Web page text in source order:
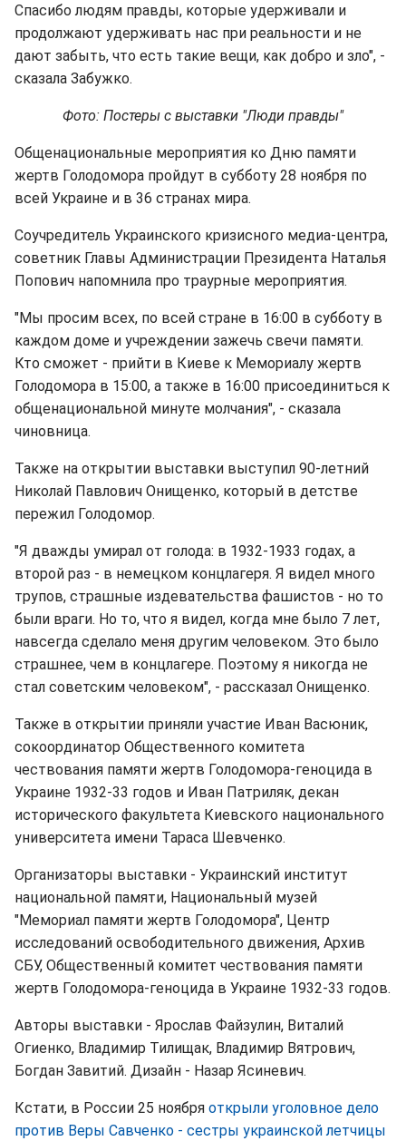
Спасибо людям правды, которые удерживали и
продолжают удерживать нас при реальности и не
дают забыть, что есть такие вещи, как добро и зло", -
сказала Забужко.
Фото: Постеры с выставки "Люди правды"
Общенациональные мероприятия ко Дню памяти
жертв Голодомора пройдут в субботу 28 ноября по
всей Украине и в 36 странах мира.
Соучредитель Украинского кризисного медиа-центра,
советник Главы Администрации Президента Наталья
Попович напомнила про траурные мероприятия.
"Мы просим всех, по всей стране в 16:00 в субботу в
каждом доме и учреждении зажечь свечи памяти.
Кто сможет - прийти в Киеве к Мемориалу жертв
Голодомора в 15:00, а также в 16:00 присоединиться к
общенациональной минуте молчания", - сказала
чиновница.
Также на открытии выставки выступил 90-летний
Николай Павлович Онищенко, который в детстве
пережил Голодомор.
"Я дважды умирал от голода: в 1932-1933 годах, а
второй раз - в немецком концлагеря. Я видел много
трупов, страшные издевательства фашистов - но то
были враги. Но то, что я видел, когда мне было 7 лет,
навсегда сделало меня другим человеком. Это было
страшнее, чем в концлагере. Поэтому я никогда не
стал советским человеком", - рассказал Онищенко.
Также в открытии приняли участие Иван Васюник,
сокоординатор Общественного комитета
чествования памяти жертв Голодомора-геноцида в
Украине 1932-33 годов и Иван Патриляк, декан
исторического факультета Киевского национального
университета имени Тараса Шевченко.
Организаторы выставки - Украинский институт
национальной памяти, Национальный музей
"Мемориал памяти жертв Голодомора", Центр
исследований освободительного движения, Архив
СБУ, Общественный комитет чествования памяти
жертв Голодомора-геноцида в Украине 1932-33 годов.
Авторы выставки - Ярослав Файзулин, Виталий
Огиенко, Владимир Тилищак, Владимир Вятрович,
Богдан Завитий. Дизайн - Назар Ясиневич.
Кстати, в России 25 ноября открыли уголовное дело
против Веры Савченко - сестры украинской летчицы